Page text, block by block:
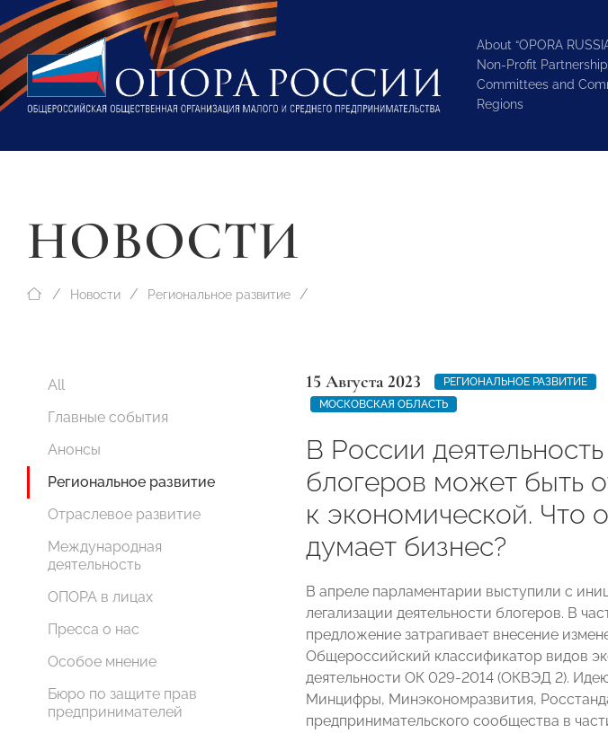
About “OPORA
Non-Profit Partnership
Committees and
Regions
НОВОСТИ
Новости Региональное развитие
All
Главные события
Анонсы
Региональное развитие
Отраслевое развитие
Международная
деятельность
ОПОРА в лицах
Пресса о нас
Особое мнение
Бюро по защите прав
предпринимателей
15 Августа 2023
РЕГИОНАЛЬНОЕ РАЗВИТИЕ
МОСКОВСКАЯ ОБЛАСТЬ
В России деятельность
блогеров может быть
к экономической. Что
думает бизнес?
В апреле парламентарии выступили с
легализации деятельности блогеров. В
предложение затрагивает внесение
Общероссийский классификатор видов
деятельности ОК 029-2014 (ОКВЭД 2).
Минцифры, Минэкономразвития,
предпринимательского сообщества в